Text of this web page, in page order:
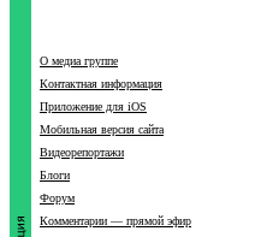
О медиа группе
Контактная информация
Приложение для iOS
Мобильная версия сайта
Видеорепортажи
Блоги
Форум
Комментарии — прямой эфир